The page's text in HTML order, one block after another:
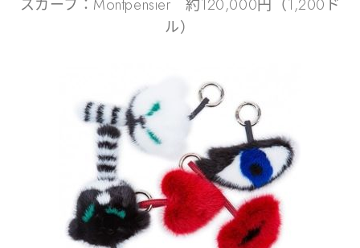
スカーフ：Montpensier 約120,000円（1,200ド
ル）